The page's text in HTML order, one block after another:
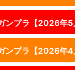
ンプラ【2026年5
ンプラ【2026年4